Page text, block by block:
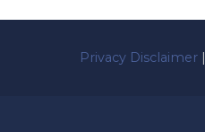
Privacy Disclaimer|